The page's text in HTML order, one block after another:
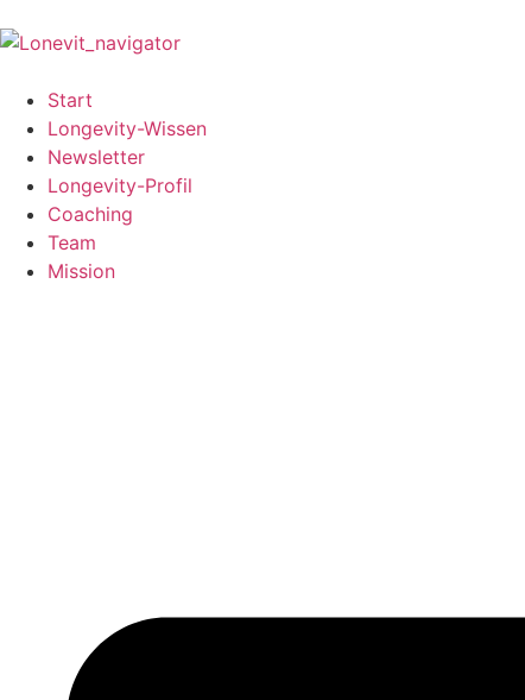
Start
Longevity-Wissen
Newsletter
Longevity-Profil
Coaching
Team
Mission